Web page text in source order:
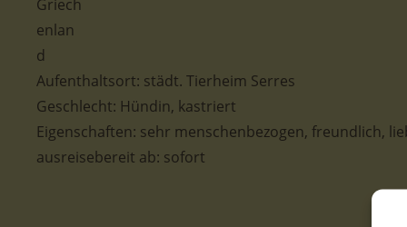
Aufenthaltsort: städt. Tierheim Serres
Geschlecht: Hündin, kastriert
Eigenschaften: sehr menschenbezogen, freundlich,
ausreisebereit ab: sofort